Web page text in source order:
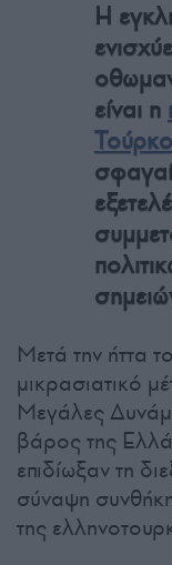
Η
είναι η
Μετά την ήττα
μικρασιατικό
Μεγάλες
βάρος της
επιδίωξαν τη
σύναψη
της